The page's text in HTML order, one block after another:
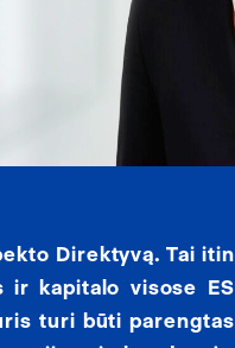
Direktyvą. Tai itin
ir kapitalo visose ES
turi būti parengtas